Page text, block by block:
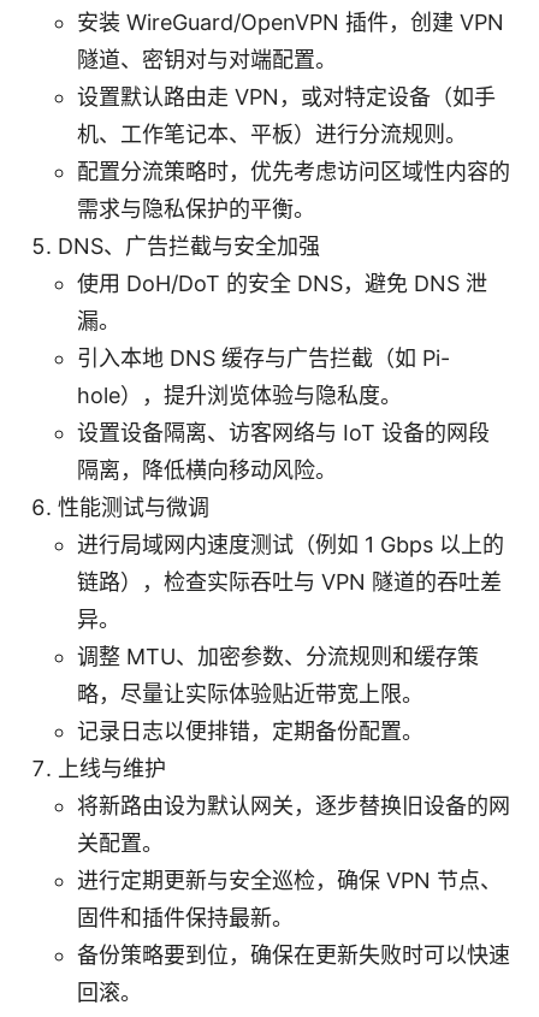
安装 WireGuard/OpenVPN 插件，创建 VPN
隧道、密钥对与对端配置。
设置默认路由走 VPN，或对特定设备（如手
机、工作笔记本、平板）进行分流规则。
配置分流策略时，优先考虑访问区域性内容的
需求与隐私保护的平衡。
DNS、广告拦截与安全加强
使用 DoH/DoT 的安全 DNS，避免 DNS 泄
漏。
引入本地 DNS 缓存与广告拦截（如 Pi-
hole），提升浏览体验与隐私度。
设置设备隔离、访客网络与 IoT 设备的网段
隔离，降低横向移动风险。
性能测试与微调
进行局域网内速度测试（例如 1 Gbps 以上的
链路），检查实际吞吐与 VPN 隧道的吞吐差
异。
调整 MTU、加密参数、分流规则和缓存策
略，尽量让实际体验贴近带宽上限。
记录日志以便排错，定期备份配置。
上线与维护
将新路由设为默认网关，逐步替换旧设备的网
关配置。
进行定期更新与安全巡检，确保 VPN 节点、
固件和插件保持最新。
备份策略要到位，确保在更新失败时可以快速
回滚。